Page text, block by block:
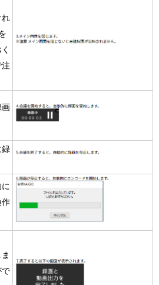
れ
画
録
作
で